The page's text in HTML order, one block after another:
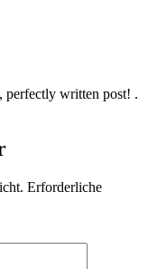
perfectly written post! .
Erforderliche